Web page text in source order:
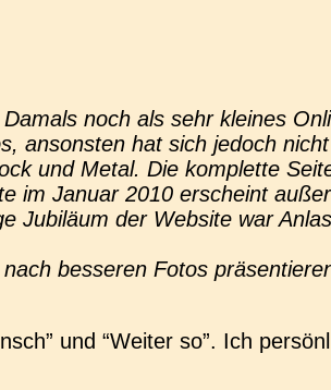
noch als sehr klei­nes
ansons­ten hat sich jedoch
und Metal. Die kom­plet­te
im Januar 2010 erscheint
der Web­site war
bes­se­ren Fotos
und “Weiter so”. Ich